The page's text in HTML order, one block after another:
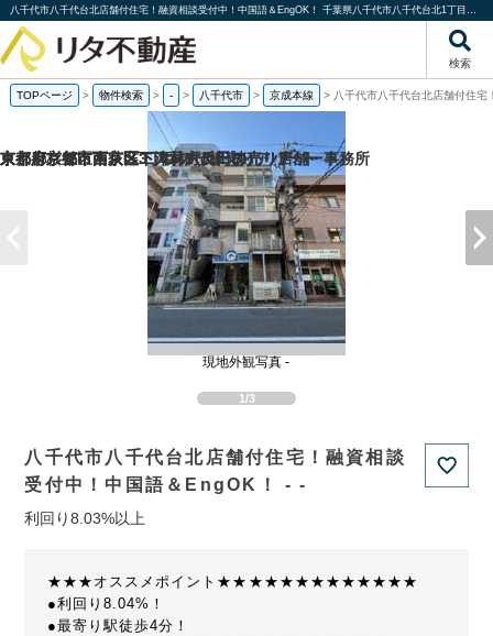
八千代市八千代台北店舗付住宅！融資相談受付中！中国語＆EngOK！ 千葉県八千代市八千代台北1丁目｜-｜分譲マンション情報｜株式会社リタ不動産
検索
TOPページ > 物件検索 > - > 八千代市 > 京成本線 > 八千代市八千代台北店舗付住
1/3
現地外観写真 -
八千代市八千代台北店舗付住宅！融資相談
受付中！中国語＆EngOK！ - -
利回り8.03%以上
★★★オススメポイント★★★★★★★★★★★★★
●利回り8.04%！
●最寄り駅徒歩4分！
京都府京都市西京区下津林六反田の売り店舗・事務所
京都府京都市西京区下津林六反田の
京都府京都市下京区二人司町の一棟売りアパート
東京都杉並区南荻窪3丁目の一棟売りアパート